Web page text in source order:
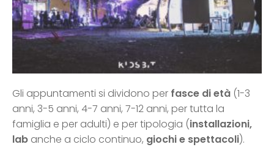
Gli appuntamenti si dividono per fasce di età (1-3
anni, 3-5 anni, 4-7 anni, 7-12 anni, per tutta la
famiglia e per adulti) e per tipologia (installazioni,
lab anche a ciclo continuo, giochi e spettacoli).